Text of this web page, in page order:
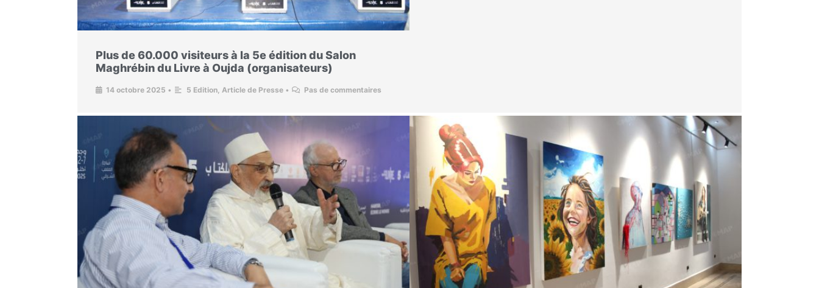
Plus de 60.000 visiteurs à la 5e édition du Salon
Maghrébin du Livre à Oujda (organisateurs)
14 octobre 2025 • 5 Edition Article de Presse • Pas de commentaires